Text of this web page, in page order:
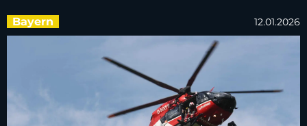
Bayern 12.01.2026